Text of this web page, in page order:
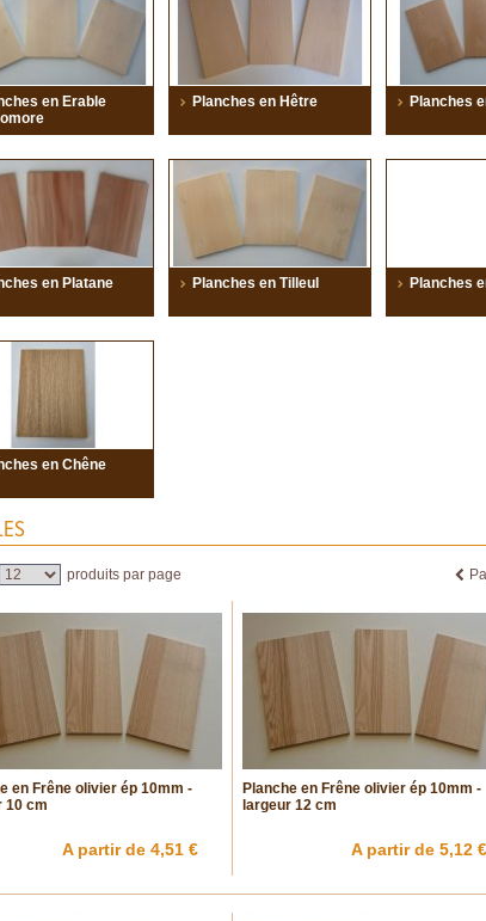
en Erable
Planches en Hêtre Planches
en Platane Planches en Tilleul Planches
en Chêne
produits par page
en Frêne olivier ép 10mm -
10 cm
A partir de 4,51 €
Planche en Frêne olivier ép 10mm -
largeur 12 cm
A partir de 5,12 €